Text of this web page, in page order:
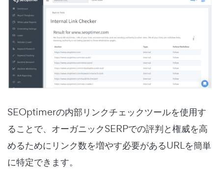
SEOptimerの内部リンクチェックツールを使用す
ることで、オーガニックSERPでの評判と権威を高
めるためにリンク数を増やす必要があるURLを簡単
に特定できます。